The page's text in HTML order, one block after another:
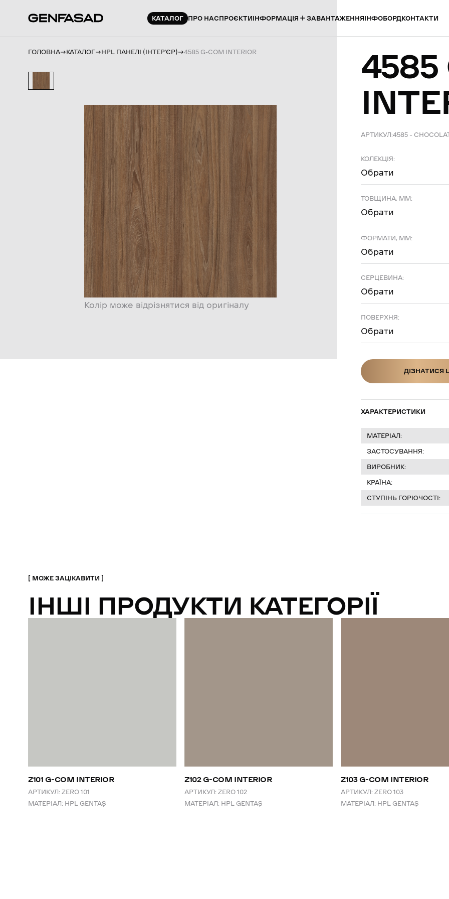
КАТАЛОГ ПРО НАСПРОЄКТИІНФОРМАЦІЯ ЗАВАНТАЖЕННЯІНФОБОРДКОНТАКТИ
ГОЛОВНА КАТАЛОГ HPL ПАНЕЛІ (ІНТЕРʼЄР) 4585 G-COM INTERIOR
Колір може відрізнятися від оригіналу
4585
АРТИКУЛ:4585 –
КОЛЕКЦІЯ:
Обрати
ТОВЩИНА, ММ:
Обрати
ФОРМАТИ, ММ:
Обрати
СЕРЦЕВИНА:
Обрати
ПОВЕРХНЯ:
Обрати
ДІЗНАТИСЯ
ХАРАКТЕРИСТИКИ
МАТЕРІАЛ:
ЗАСТОСУВАННЯ:
ВИРОБНИК:
КРАЇНА:
СТУПІНЬ ГОРЮЧОСТІ:
МОЖЕ ЗАЦІКАВИТИ
ІНШІ ПРОДУКТИ КАТЕГОРІЇ
Z101 G-COM INTERIOR
АРТИКУЛ: ZERO 101
МАТЕРІАЛ: HPL GENTAŞ
Z102 G-COM INTERIOR
АРТИКУЛ: ZERO 102
МАТЕРІАЛ: HPL GENTAŞ
Z103 G-COM INTERIOR
АРТИКУЛ: ZERO 103
МАТЕРІАЛ: HPL GENTAŞ